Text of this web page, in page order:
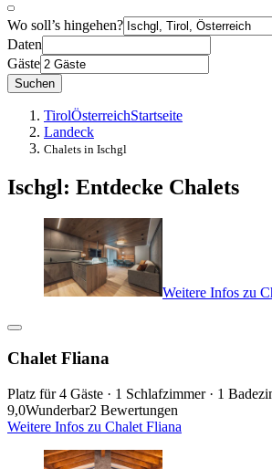
Wo soll’s hingehen?
Daten
Gäste
Suchen
TirolÖsterreichStartseite
Landeck
Chalets in Ischgl
Ischgl: Entdecke Chalets
Weitere Infos zu
Chalet Fliana
Platz für 4 Gäste · 1 Schlafzimmer · 1
9,0Wunderbar2 Bewertungen
Weitere Infos zu Chalet Fliana